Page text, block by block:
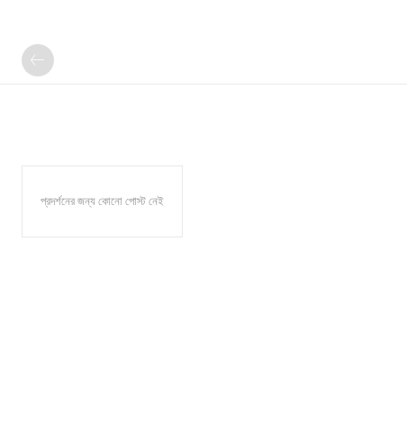
প্রদর্শনের জন্য কোনো পোস্ট নেই